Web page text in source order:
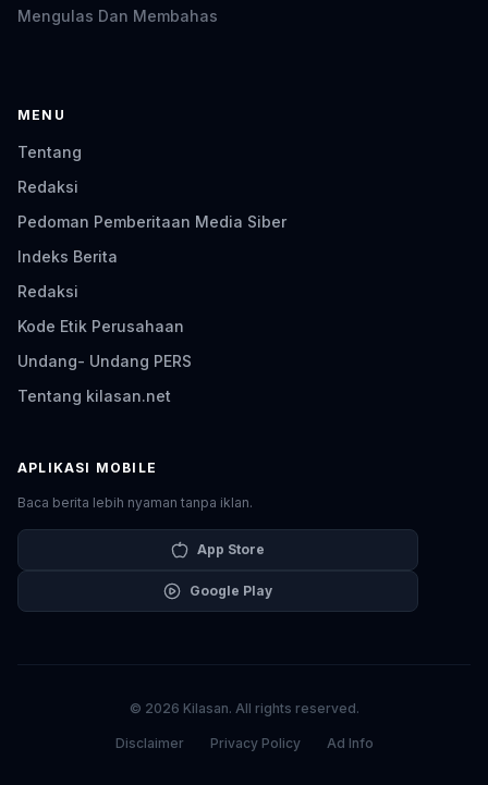
Mengulas Dan Membahas
MENU
Tentang
Redaksi
Pedoman Pemberitaan Media Siber
Indeks Berita
Redaksi
Kode Etik Perusahaan
Undang- Undang PERS
Tentang kilasan.net
APLIKASI MOBILE
Baca berita lebih nyaman tanpa iklan.
App Store
Google Play
© 2026 Kilasan. All rights reserved.
Disclaimer Privacy Policy Ad Info